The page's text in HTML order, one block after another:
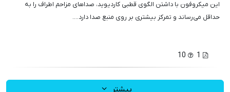
این میکروفون با داشتن الگوی قطبی کاردیوید، صداهای مزاحم اطراف را به
حداقل می‌رساند و تمرکز بیشتری بر روی منبع صدا دارد....
1
10
بیشتر